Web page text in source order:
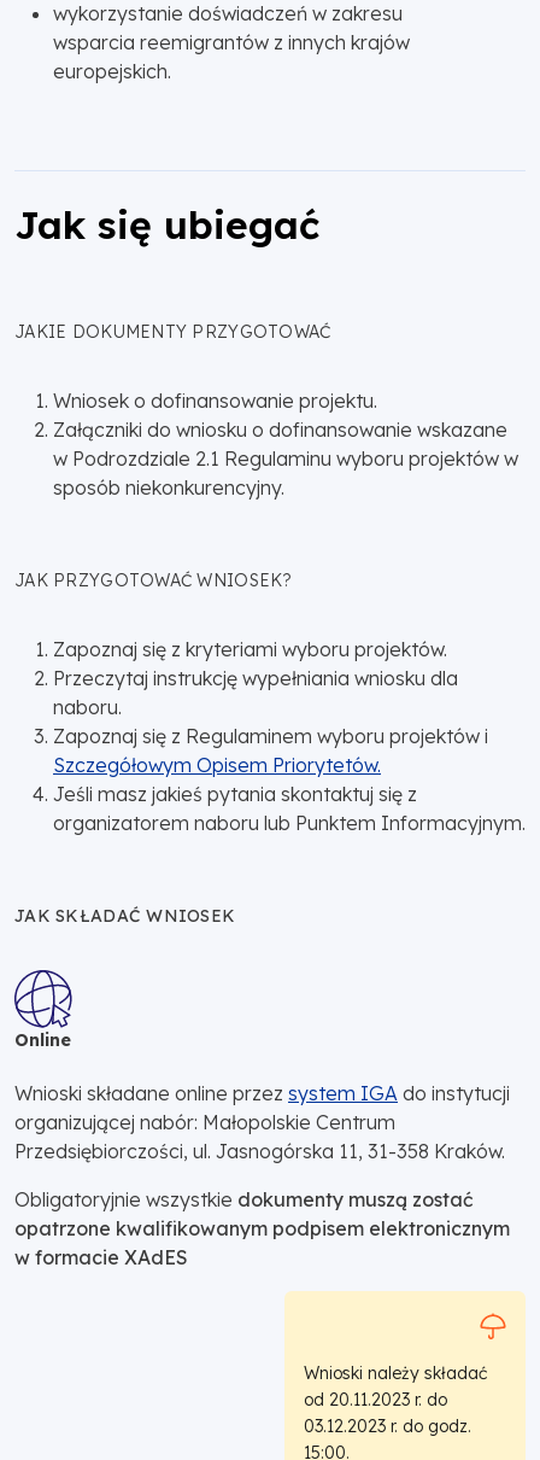
wykorzystanie doświadczeń w zakresu
wsparcia reemigrantów z innych krajów
europejskich.
Jak się ubiegać
JAKIE DOKUMENTY PRZYGOTOWAĆ
Wniosek o dofinansowanie projektu.
Załączniki do wniosku o dofinansowanie wskazane
w Podrozdziale 2.1 Regulaminu wyboru projektów w
sposób niekonkurencyjny.
JAK PRZYGOTOWAĆ WNIOSEK?
Zapoznaj się z kryteriami wyboru projektów.
Przeczytaj instrukcję wypełniania wniosku dla
naboru.
Zapoznaj się z Regulaminem wyboru projektów i
Szczegółowym Opisem Priorytetów.
Jeśli masz jakieś pytania skontaktuj się z
organizatorem naboru lub Punktem Informacyjnym.
JAK SKŁADAĆ WNIOSEK
Online
Wnioski składane online przez system IGA do instytucji
organizującej nabór: Małopolskie Centrum
Przedsiębiorczości, ul. Jasnogórska 11, 31-358 Kraków.
Obligatoryjnie wszystkie dokumenty muszą zostać
opatrzone kwalifikowanym podpisem elektronicznym
w formacie XAdES
Wnioski należy składać
od 20.11.2023 r. do
03.12.2023 r. do godz.
15:00.